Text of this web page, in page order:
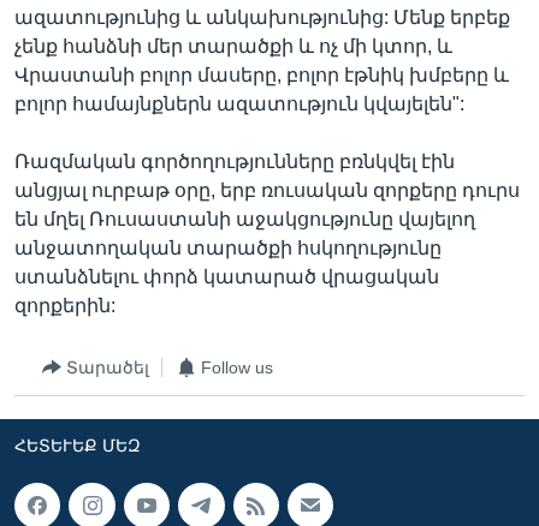
ազատությունից և անկախությունից: Մենք երբեք
չենք հանձնի մեր տարածքի և ոչ մի կտոր, և
Վրաստանի բոլոր մասերը, բոլոր էթնիկ խմբերը և
բոլոր համայնքներն ազատություն կվայելեն":
Ռազմական գործողությունները բռնկվել էին
անցյալ ուրբաթ օրը, երբ ռուսական զորքերը դուրս
են մղել Ռուսաստանի աջակցությունը վայելող
անջատողական տարածքի հսկողությունը
ստանձնելու փորձ կատարած վրացական
զորքերին:
Տարածել Follow us
ՀԵՏԵՒԵՔ ՄԵԶ